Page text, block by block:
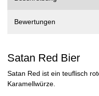
Bewertungen
Satan Red Bier
Satan Red ist ein teuflisch
Karamellwürze.